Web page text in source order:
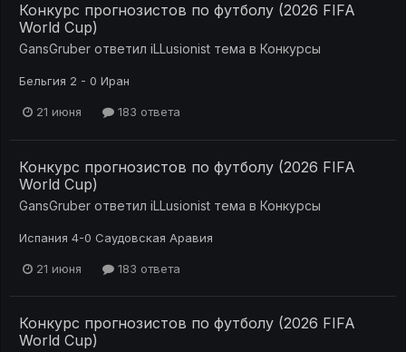
Конкурс прогнозистов по футболу (2026 FIFA
World Cup)
GansGruber ответил iLLusionist тема в Конкурсы
Бельгия 2 - 0 Иран
21 июня 183 ответа
Конкурс прогнозистов по футболу (2026 FIFA
World Cup)
GansGruber ответил iLLusionist тема в Конкурсы
Испания 4-0 Саудовская Аравия
21 июня 183 ответа
Конкурс прогнозистов по футболу (2026 FIFA
World Cup)